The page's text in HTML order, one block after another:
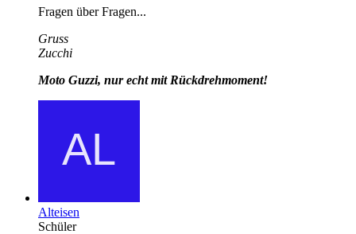
Fragen über Fragen...
Gruss
Zucchi
Moto Guzzi, nur echt mit Rückdrehmoment!
Alteisen
Schüler